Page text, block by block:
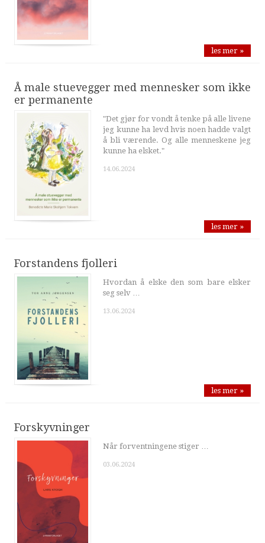
les mer »
Å male stuevegger med mennesker som ikke
er permanente
"Det gjør for vondt å tenke på alle livene
jeg kunne ha levd hvis noen hadde valgt
å bli værende. Og alle menneskene jeg
kunne ha elsket."
14.06.2024
les mer »
Forstandens fjolleri
Hvordan å elske den som bare elsker
seg selv …
13.06.2024
les mer »
Forskyvninger
Når forventningene stiger …
03.06.2024